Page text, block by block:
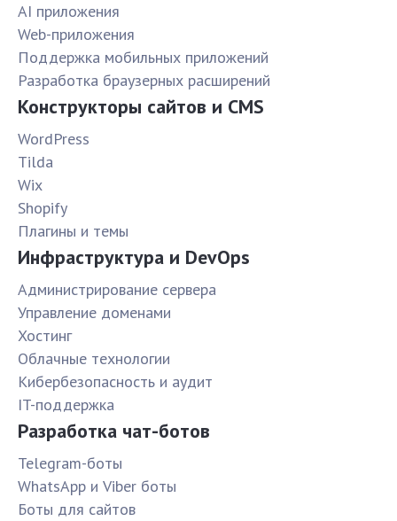
AI приложения
Web-приложения
Поддержка мобильных приложений
Разработка браузерных расширений
Конструкторы сайтов и CMS
WordPress
Tilda
Wix
Shopify
Плагины и темы
Инфраструктура и DevOps
Администрирование сервера
Управление доменами
Хостинг
Облачные технологии
Кибербезопасность и аудит
IT-поддержка
Разработка чат-ботов
Telegram-боты
WhatsApp и Viber боты
Боты для сайтов